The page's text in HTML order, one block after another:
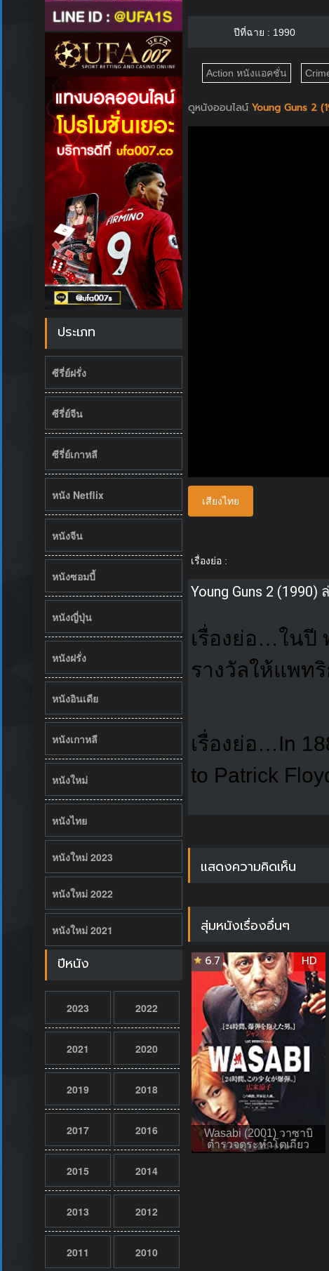
ประเภท
ซีรี่ย์ฝรั่ง
ซีรี่ย์จีน
ซีรี่ย์เกาหลี
หนัง Netflix
หนังจีน
หนังซอมบี้
หนังญี่ปุ่น
หนังฝรั่ง
หนังอินเดีย
หนังเกาหลี
หนังใหม่
หนังไทย
หนังใหม่ 2023
หนังใหม่ 2022
หนังใหม่ 2021
ปีหนัง
2023 2022
2021 2020
2019 2018
2017 2016
2015 2014
2013 2012
2011 2010
ปีที่ฉาย : 1990
Action หนังแอคชั่น
ดูหนังออนไลน์Young Guns 2
เสียงไทย
เรื่องย่อ :
Young Guns 2
เรื่องย่อ…ในปี
รางวัลให้แพท
เรื่องย่อ…In
to Patrick
แสดงความคิดเห็น
สุ่มหนังเรื่องอื่นๆ
Wasabi (2001) วาซาบิ
ตำรวจดุระห่ำโตเกียว
6.7 HD